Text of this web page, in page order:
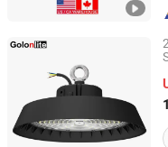
Golon Manufacturing
Guangdong, China